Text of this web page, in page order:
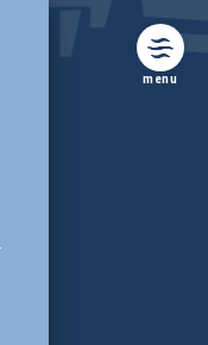
menu